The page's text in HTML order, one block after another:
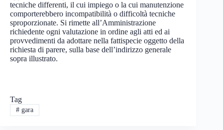
tecniche differenti, il cui impiego o la cui manutenzione
comporterebbero incompatibilità o difficoltà tecniche
sproporzionate. Si rimette all’Amministrazione
richiedente ogni valutazione in ordine agli atti ed ai
provvedimenti da adottare nella fattispecie oggetto della
richiesta di parere, sulla base dell’indirizzo generale
sopra illustrato.
Tag
#gara